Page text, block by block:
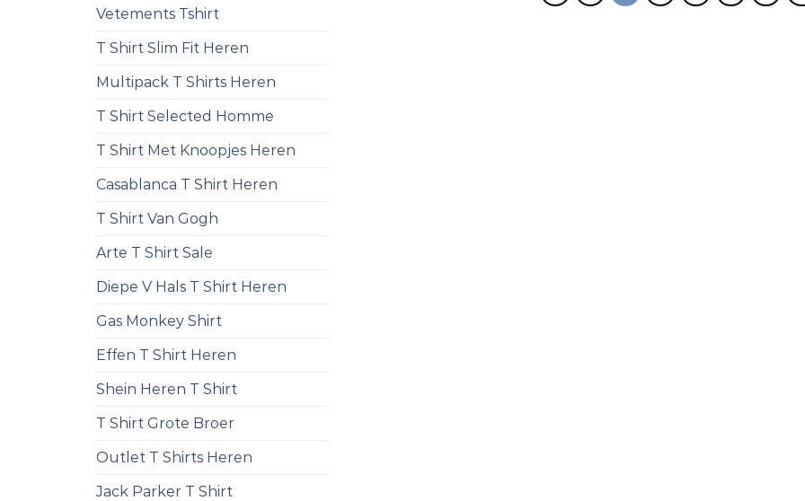
Vetements Tshirt
T Shirt Slim Fit Heren
Multipack T Shirts Heren
T Shirt Selected Homme
T Shirt Met Knoopjes Heren
Casablanca T Shirt Heren
T Shirt Van Gogh
Arte T Shirt Sale
Diepe V Hals T Shirt Heren
Gas Monkey Shirt
Effen T Shirt Heren
Shein Heren T Shirt
T Shirt Grote Broer
Outlet T Shirts Heren
Jack Parker T Shirt